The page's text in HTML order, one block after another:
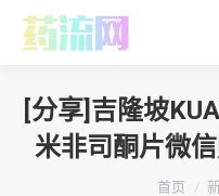
[分享]吉隆坡
米非司酮片微
你在这
首页